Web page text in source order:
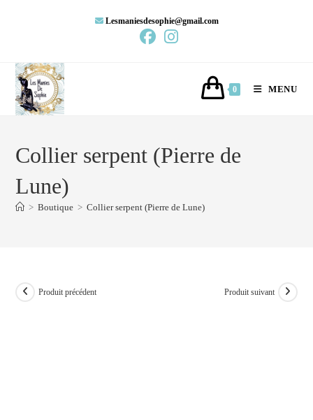
Lesmaniesdesophie@gmail.com
0 MENU
Collier serpent (Pierre de
Lune)
> Boutique > Collier serpent (Pierre de Lune)
Produit précédent Produit suivant